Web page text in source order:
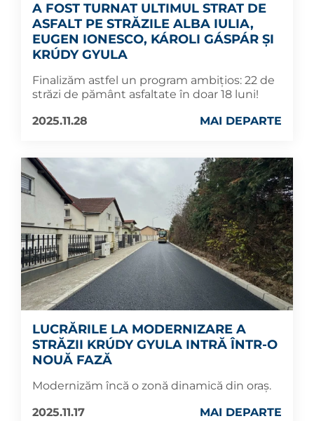
A FOST TURNAT ULTIMUL STRAT DE
ASFALT PE STRĂZILE ALBA IULIA,
EUGEN IONESCO, KÁROLI GÁSPÁR ȘI
KRÚDY GYULA
Finalizăm astfel un program ambițios: 22 de
străzi de pământ asfaltate în doar 18 luni!
2025.11.28
MAI DEPARTE
LUCRĂRILE LA MODERNIZARE A
STRĂZII KRÚDY GYULA INTRĂ ÎNTR-O
NOUĂ FAZĂ
Modernizăm încă o zonă dinamică din oraș.
2025.11.17
MAI DEPARTE